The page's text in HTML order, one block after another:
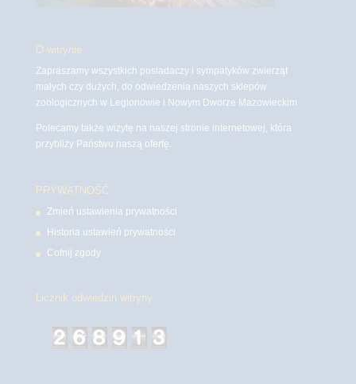
O witrynie
Zapraszamy wszystkich posiadaczy i sympatyków zwierząt
małych czy dużych, do odwiedzenia naszych sklepów
zoologicznych w Legionowie i Nowym Dworze Mazowieckim
Polecamy także wizytę na naszej stronie internetowej, która
przybliży Państwu naszą ofertę.
PRYWATNOŚĆ
Zmień ustawienia prywatności
Historia ustawień prywatności
Cofnij zgody
Licznik odwiedzin witryny